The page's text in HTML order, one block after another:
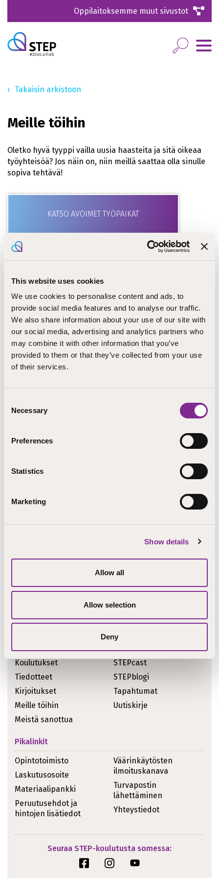
This website uses cookies
We use cookies to personalise content and ads, to
provide social media features and to analyse our traffic.
We also share information about your use of our site with
our social media, advertising and analytics partners who
may combine it with other information that you’ve
provided to them or that they’ve collected from your use
of their services.
Selection
Necessary
Preferences
Statistics
Marketing
Show details
Allow all
Allow selection
Deny
Oppilaitoksemme muut sivustot
Takaisin arkistoon
Meille töihin
Oletko hyvä tyyppi vailla uusia haasteita ja sitä oikeaa
työyhteisöä? Jos näin on, niin meillä saattaa olla sinulle
sopiva tehtävä!
KATSO AVOIMET TYÖPAIKAT
Jos tällä hetkellä ei ole sinulle sopivia avoinna olevia
liittyä Talent Communityymme.
Olisiko tästä iloa jollekin verkostossasi? Jaa sivu
sosiaalisessa mediassa!
Ilmoituksen perustiedot
Tuki näkyy arjessa – STEP-koulutuksessa vastataan
Onnistunut opiskelijan kohtaaminen edistää opintojen
17.10.2025 Yrittäjyysvalmennuksen pilotointi ja mallinnus
Koulutukset
Tiedotteet
Kirjoitukset
Meille töihin
Meistä sanottua
STEPcast
STEPblogi
Tapahtumat
Uutiskirje
Pikalinkit
Opintotoimisto
Laskutusosoite
Materiaalipankki
Peruutusehdot ja
hintojen lisätiedot
Väärinkäytösten
ilmoituskanava
Turvapostin
lähettäminen
Yhteystiedot
Seuraa STEP-koulutusta somessa: